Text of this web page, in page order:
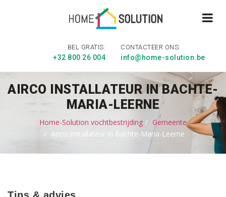
BEL GRATIS:
+32 800 26 004
CONTACTEER ONS:
info@home-solution.be
AIRCO INSTALLATEUR IN BACHTE-
MARIA-LEERNE
Home-Solution vochtbestrijding
Gemeente
Airco installateur in Bachte-Maria-Leerne